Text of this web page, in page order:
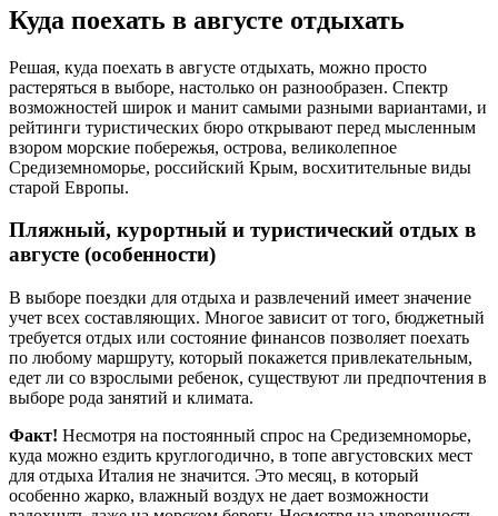
Куда поехать в августе отдыхать
Решая, куда поехать в августе отдыхать, можно просто
растеряться в выборе, настолько он разнообразен. Спектр
возможностей широк и манит самыми разными вариантами, и
рейтинги туристических бюро открывают перед мысленным
взором морские побережья, острова, великолепное
Средиземноморье, российский Крым, восхитительные виды
старой Европы.
Пляжный, курортный и туристический отдых в
августе (особенности)
В выборе поездки для отдыха и развлечений имеет значение
учет всех составляющих. Многое зависит от того, бюджетный
требуется отдых или состояние финансов позволяет поехать
по любому маршруту, который покажется привлекательным,
едет ли со взрослыми ребенок, существуют ли предпочтения в
выборе рода занятий и климата.
Факт! Несмотря на постоянный спрос на Средиземноморье,
куда можно ездить круглогодично, в топе августовских мест
для отдыха Италия не значится. Это месяц, в который
особенно жарко, влажный воздух не дает возможности